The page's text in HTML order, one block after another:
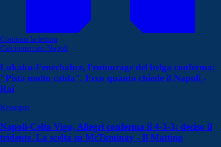
Continua la lettura
Calciomercato Napoli
Lukaku-Fenerbahce, l'entourage del belga conferma:
"Pista molto calda". Ecco quanto chiede il Napoli -
Rai
Rassegna
Napoli-Celta Vigo, Allegri conferma il 4-3-3: deciso il
tridente. La scelta su McTominay - Il Mattino